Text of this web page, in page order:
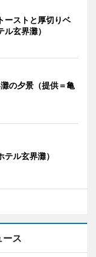
ーストと厚切りベ
玄界灘）
の夕景（提供＝亀
ル玄界灘）
ース